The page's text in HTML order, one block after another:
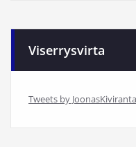
Viserrysvirta
Tweets by JoonasKiviranta